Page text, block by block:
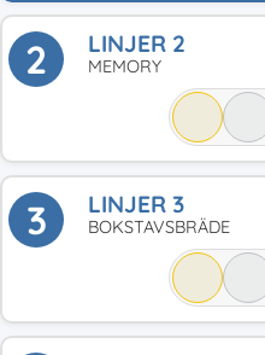
2 LINJER 2
MEMORY
3 LINJER 3
BOKSTAVSBRÄDE